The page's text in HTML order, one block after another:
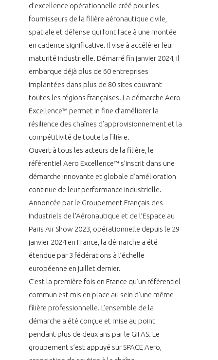
COMMISSIONS ET COMITÉS
POURQUOI DEVENIR MEMBRE ?
LE MÉDIATEUR DE LA FILIÈRE AÉRONAUTIQUE ET SPATIALE
MÉDIATION ET CHARTE D’ENGAGEMENT SUR LES RELATIONS ENTRE
CLIENTS ET FOURNISSEURS
LA MÉDIATION AU-DELÀ DE LA FILIÈRE AÉRONAUTIQUE ET SPATIALE
PRENDRE CONTACT AVEC LE MÉDIATEUR DE LA FILIÈRE
L'OBSERVATOIRE
CHIFFRES CLÉS
LES ENJEUX
COMPÉTITIVITÉ
EMPLOI & FORMATION
ENVIRONNEMENT
INNOVATION
INTERNATIONALISATION
LES PUBLICATIONS
DOCUMENTS & BROCHURES
RAPPORTS D'ACTIVITÉS
d'excellence opérationnelle créé pour les
fournisseurs de la filière aéronautique civile,
spatiale et défense qui font face à une montée
en cadence significative. Il vise à accélérer leur
maturité industrielle. Démarré fin janvier 2024, il
embarque déjà plus de 60 entreprises
implantées dans plus de 80 sites couvrant
toutes les régions françaises. La démarche Aero
Excellence™ permet in fine d’améliorer la
résilience des chaînes d’approvisionnement et la
compétitivité de toute la filière.
Ouvert à tous les acteurs de la filière, le
référentiel Aero Excellence™ s’inscrit dans une
démarche innovante et globale d’amélioration
continue de leur performance industrielle.
Annoncée par le Groupement Français des
Industriels de l’Aéronautique et de l’Espace au
Paris Air Show 2023, opérationnelle depuis le 29
janvier 2024 en France, la démarche a été
étendue par 3 fédérations à l’échelle
européenne en juillet dernier.
C’est la première fois en France qu’un référentiel
commun est mis en place au sein d’une même
filière professionnelle. L’ensemble de la
démarche a été conçue et mise au point
pendant plus de deux ans par le GIFAS. Le
groupement s’est appuyé sur SPACE Aero,
programmes ...
DEMANDE D’ADHÉSION